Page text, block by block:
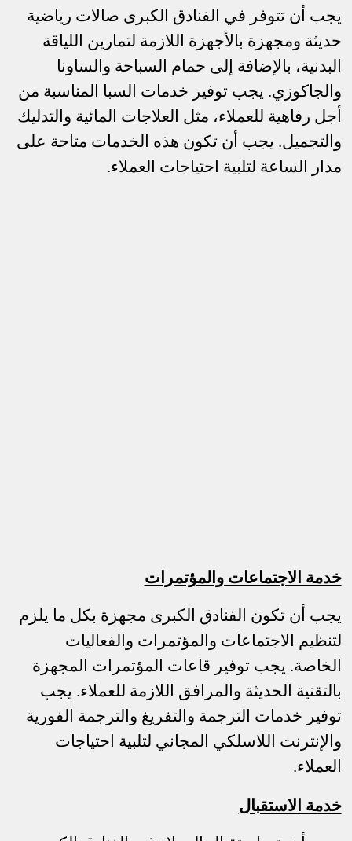
يجب أن تتوفر في الفنادق الكبرى صالات رياضية
حديثة ومجهزة بالأجهزة اللازمة لتمارين اللياقة
البدنية، بالإضافة إلى حمام السباحة والساونا
والجاكوزي. يجب توفير خدمات السبا المناسبة من
أجل رفاهية للعملاء، مثل العلاجات المائية والتدليك
والتجميل. يجب أن تكون هذه الخدمات متاحة على
مدار الساعة لتلبية احتياجات العملاء.
خدمة الاجتماعات والمؤتمرات
يجب أن تكون الفنادق الكبرى مجهزة بكل ما يلزم
لتنظيم الاجتماعات والمؤتمرات والفعاليات
الخاصة. يجب توفير قاعات المؤتمرات المجهزة
بالتقنية الحديثة والمرافق اللازمة للعملاء. يجب
توفير خدمات الترجمة والتفريغ والترجمة الفورية
والإنترنت اللاسلكي المجاني لتلبية احتياجات
العملاء.
خدمة الاستقبال